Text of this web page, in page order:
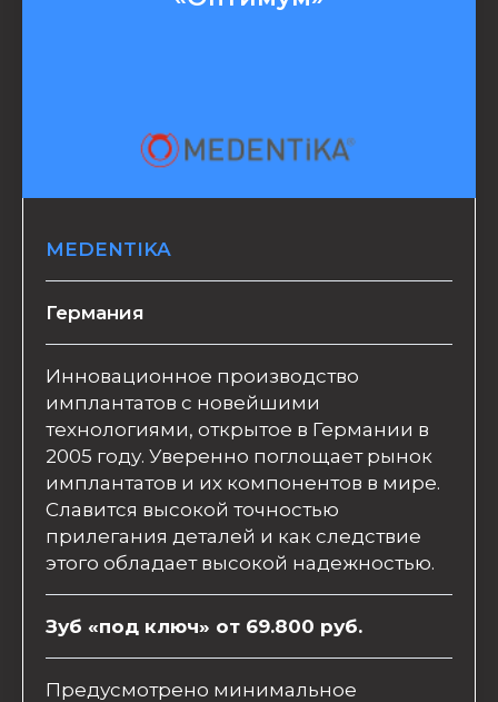
MEDENTIKA
Германия
Инновационное производство
имплантатов с новейшими
технологиями, открытое в Германии в
2005 году. Уверенно поглощает рынок
имплантатов и их компонентов в мире.
Славится высокой точностью
прилегания деталей и как следствие
этого обладает высокой надежностью.
Зуб «под ключ» от 69.800 руб.
Предусмотрено минимальное